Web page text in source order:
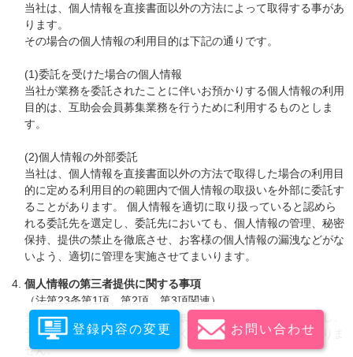
登録内容の変更 お問い合わせ
当社は、個人情報を直接書面以外の方法によって取得する事があ
ります。
その場合の個人情報の利用目的は下記の通りです。
(1)委託を受けた場合の個人情報
当社が業務を委託されたことに伴いお預かりする個人情報の利用
目的は、互助会会員募集業務を行うために利用するものとしま
す。
(2)個人情報の外部委託
当社は、個人情報を直接書面以外の方法で取得した場合の利用目
的に定める利用目的の範囲内で個人情報の取扱いを外部に委託す
ることがあります。 個人情報を適切に取り扱っていると認めら
れる委託先を選定し、委託先においても、個人情報の管理、秘密
保持、提供の禁止を徹底させ、お客様の個人情報の漏洩などがな
いよう、適切に管理を実施させてまいります。
個人情報の第三者提供に関する事項
（法第23条第1項、第2項、第3項関連）
当社は、お客様から取得いたしました個人情報を適切に管理し、
予めお客様の同意を得ることなく第三者に提供することはありま
せん。